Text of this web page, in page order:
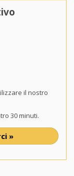
il nostro
30 minuti.
»